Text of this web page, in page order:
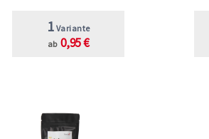
1 Variante
ab 0,95 €